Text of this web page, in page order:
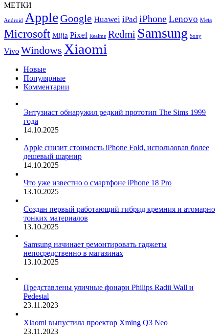
МЕТКИ
Android Apple Google Huawei iPad iPhoneLenovo Meta
Microsoft Mijia Pixel Realme Redmi Samsung Sony
Vivo Windows Xiaomi
Новые
Популярные
Комментарии
Энтузиаст обнаружил редкий прототип The Sims 1999
года
14.10.2025
Apple снизит стоимость iPhone Fold, использовав более
дешевый шарнир
14.10.2025
Что уже известно о смартфоне iPhone 18 Pro
13.10.2025
Создан первый работающий гибрид кремния и атомарно
тонких материалов
13.10.2025
Samsung начинает ремонтировать гаджеты
непосредственно в магазинах
13.10.2025
Представлены уличные фонари Philips Radii Wall и
Pedestal
23.11.2023
Xiaomi выпустила проектор Xming Q3 Neo
23.11.2023